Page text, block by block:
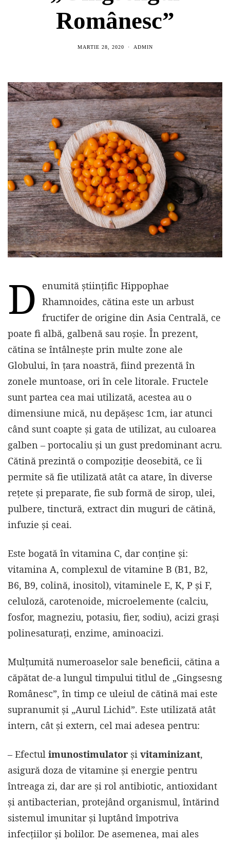
Românesc”
MARTIE 28, 2020 ADMIN
D
enumită ştiinţific Hippophae
Rhamnoides, cătina este un arbust
fructifer de origine din Asia Centrală, ce
poate fi albă, galbenă sau roşie. În prezent,
cătina se întâlnește prin multe zone ale
Globului, în țara noastră, fiind prezentă în
zonele muntoase, ori în cele litorale. Fructele
sunt partea cea mai utilizată, acestea au o
dimensiune mică, nu depășesc 1cm, iar atunci
când sunt coapte și gata de utilizat, au culoarea
galben – portocaliu și un gust predominant acru.
Cătină prezintă o compoziție deosebită, ce îi
permite să fie utilizată atât ca atare, în diverse
rețete și preparate, fie sub formă de sirop, ulei,
pulbere, tinctură, extract din muguri de cătină,
infuzie și ceai.
Este bogată în vitamina C, dar conține și:
vitamina A, complexul de vitamine B (B1, B2,
B6, B9, colină, inositol), vitaminele E, K, P şi F,
celuloză, carotenoide, microelemente (calciu,
fosfor, magneziu, potasiu, fier, sodiu), acizi grași
polinesaturați, enzime, aminoacizi.
Mulțumită numeroaselor sale beneficii, cătina a
căpătat de-a lungul timpului titlul de „Gingsesng
Românesc”, în timp ce uleiul de cătină mai este
supranumit și „Aurul Lichid”. Este utilizată atât
intern, cât și extern, cel mai adesea pentru:
– Efectul imunostimulator și vitaminizant,
asigură doza de vitamine și energie pentru
întreaga zi, dar are și rol antibiotic, antioxidant
și antibacterian, protejând organismul, întărind
sistemul imunitar și luptând împotriva
infecțiilor și bolilor. De asemenea, mai ales